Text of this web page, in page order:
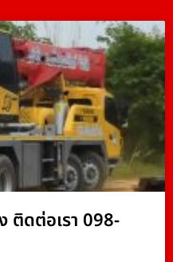
ติดต่อเรา 098-